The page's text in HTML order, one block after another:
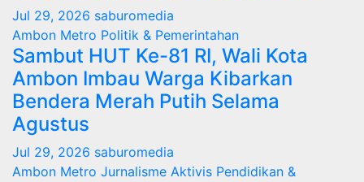
Jul 29, 2026 saburomedia
Ambon Metro Politik & Pemerintahan
Sambut HUT Ke-81 RI, Wali Kota
Ambon Imbau Warga Kibarkan
Bendera Merah Putih Selama
Agustus
Jul 29, 2026 saburomedia
Ambon Metro Jurnalisme Aktivis Pendidikan &